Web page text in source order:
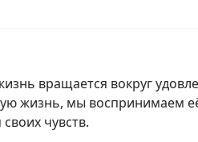
вращается вокруг
жизнь, мы воспринимаем
чувств.